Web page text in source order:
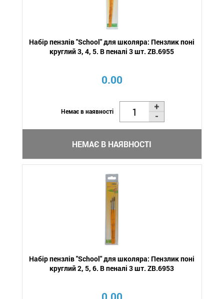
Набір пензлів "School" для школяра: Пензлик поні
круглий 3, 4, 5. В пеналі 3 шт. ZB.6955
0.00
Немає в наявності
НЕМАЄ В НАЯВНОСТІ
Набір пензлів "School" для школяра: Пензлик поні
круглий 2, 5, 6. В пеналі 3 шт. ZB.6953